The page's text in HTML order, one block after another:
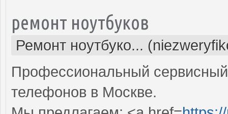
ремонт ноутбуков
Ремонт ноутбуко...
Профессиональный
телефонов в Москве.